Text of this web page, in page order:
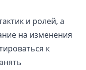
и ролей, а
на изменения
к